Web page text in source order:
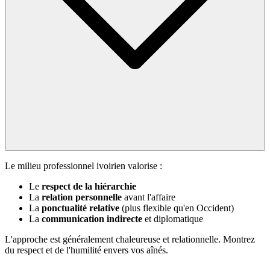
Le milieu professionnel ivoirien valorise :
Le respect de la hiérarchie
La relation personnelle avant l'affaire
La ponctualité relative (plus flexible qu'en Occident)
La communication indirecte et diplomatique
L'approche est généralement chaleureuse et relationnelle. Montrez
du respect et de l'humilité envers vos aînés.